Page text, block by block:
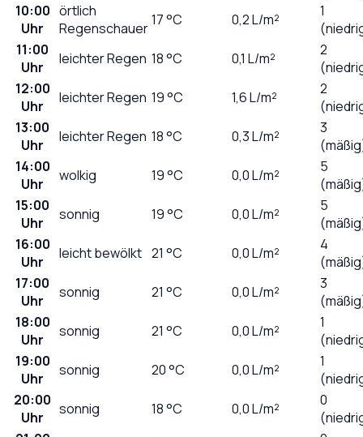
10:00
Uhr
örtlich
Regenschauer17°C 0,2L/m²
1
11:00
Uhr
leichter Regen 18°C 0,1 L/m²
2
12:00
Uhr
leichter Regen 19°C 1,6L/m²
2
13:00
Uhr
leichter Regen 18°C 0,3L/m²
3
14:00
Uhr
wolkig 19°C 0,0L/m²
5
15:00
Uhr
sonnig 19°C 0,0L/m²
5
16:00
Uhr
leicht bewölkt 21 °C 0,0L/m²
4
17:00
Uhr
sonnig 21 °C 0,0L/m²
3
18:00
Uhr
sonnig 21 °C 0,0L/m²
1
19:00
Uhr
sonnig 20°C 0,0L/m²
1
20:00
Uhr
sonnig 18°C 0,0L/m²
0